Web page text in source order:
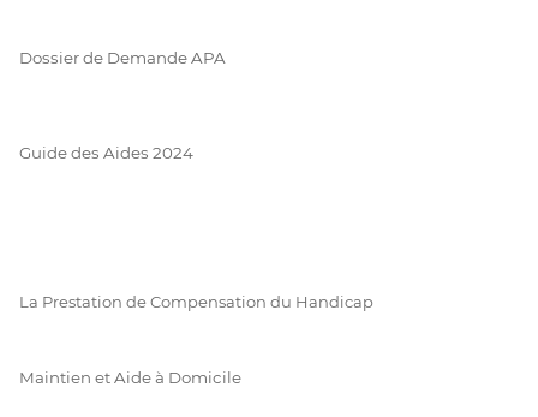
Dossier de Demande APA
Guide des Aides 2024
La Prestation de Compensation du Handicap
Maintien et Aide à Domicile